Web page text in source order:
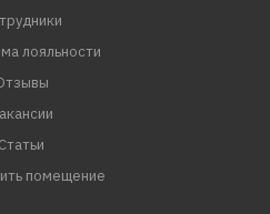
лояльности
Статьи
помещение